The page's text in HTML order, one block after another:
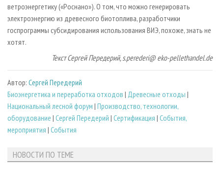
ветроэнергетику («Роснано»). О том, что можно генерировать
электроэнергию из древесного биотоплива, разработчики
госпрограммы субсидирования использования ВИЭ, похоже, знать не
хотят.
Текст Сергей Передерий, s.perederi@ eko-pellethandel.de
Автор: Сергей Передерий
Биoэнергетика и переработка отходов | Древесные отходы |
Национальный лесной форум | Производство, технологии,
оборудование | Сергей Передерий | Сертификация | События,
мероприятия | События
НОВОСТИ ПО ТЕМЕ